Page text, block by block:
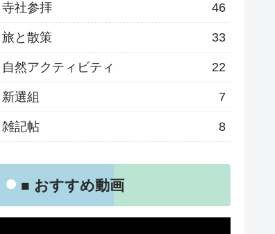
寺社参拝 46
旅と散策 33
自然アクティビティ 22
新選組 7
雑記帖 8
■ おすすめ動画